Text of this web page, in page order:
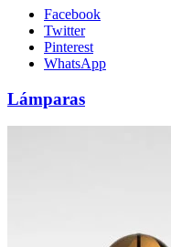
Facebook
Twitter
Pinterest
WhatsApp
Lámparas